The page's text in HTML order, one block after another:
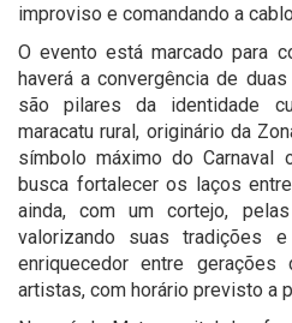
improviso e comandando a
O evento está marcado para
haverá a convergência de
são pilares da identidade
maracatu rural, originário da
símbolo máximo do Carnaval
busca fortalecer os laços
ainda, com um cortejo,
valorizando suas tradições
enriquecedor entre
artistas, com horário previsto a